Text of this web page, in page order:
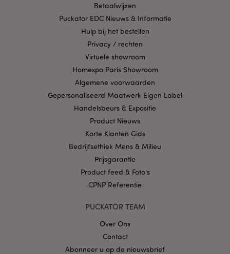
Betaalwijzen
Puckator EDC Nieuws & Informatie
Hulp bij het bestellen
Privacy / rechten
Virtuele showroom
Homexpo Paris Showroom
Algemene voorwaarden
Gepersonaliseerd Maatwerk Eigen Label
Handelsbeurs & Expositie
Product Nieuws
Korte Klanten Gids
Bedrijfsethiek Mens & Milieu
Prijsgarantie
Product feed & Foto's
CPNP Referentie
PUCKATOR TEAM
Over Ons
Contact
Abonneer u op de nieuwsbrief
www.puckator.nl
mage-cache-storage
Adobe Inc.
PHPSESSID
PHP.net
Privacybeleid van